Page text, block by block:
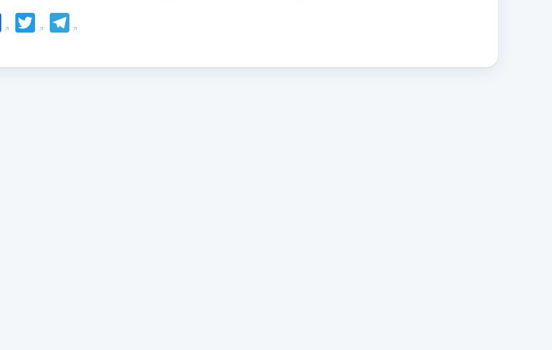
Facebook
TwitterTelegram